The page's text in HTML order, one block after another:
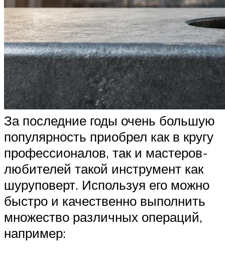
За последние годы очень большую
популярность приобрел как в кругу
профессионалов, так и мастеров-
любителей такой инструмент как
шуруповерт. Используя его можно
быстро и качественно выполнить
множество различных операций,
например: